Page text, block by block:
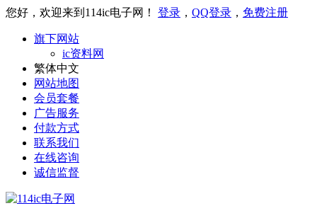
您好，欢迎来到114ic电子网！ 登录 ， QQ登录 ， 免费注册
旗下网站
ic资料网
繁体中文
网站地图
会员套餐
广告服务
付款方式
联系我们
在线咨询
诚信监督